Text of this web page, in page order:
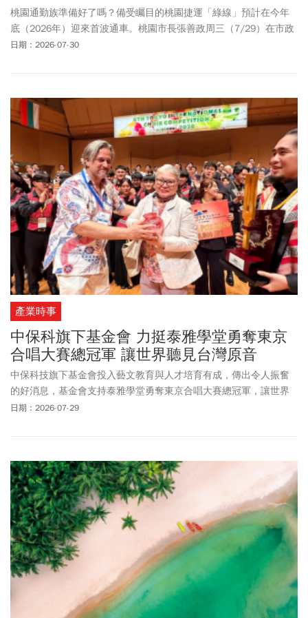
桃園通勤族準備好了嗎？備受矚目的桃園捷運「綠線」預計在今年
底（2026年）迎來首波通車。桃園市長張善政周三（7/29）在市政
會議宣布，捷運棕線機電系統統包工程，及配合綠線延伸中壢的富
網站，桃園捷運綠線首波通車的「G15b站」與「機場捷運A11坑口
站」相鄰。若是今年底(2026年)順利通車後，G15b站與A11坑口
站，可透過轉乘設施銜接，形成綠線與機場捷運的重要轉乘點。依
路線規劃率先開放北段「G11藝文特區站」至「G15b坑口站」共7座
車站。這條路線不僅串連桃園藝文特區、南崁生活圈和目前的機場
捷運線，象徵桃園正式邁向「雙捷運路網」。雙北、桃園市民未來
若需跨縣市上班、上課，便可從機場捷運通達台北車站、新北產業
園區站，後續轉乘台鐵、台北捷運、新北環狀線等。此外，也能轉
乘到桃園機場、高鐵桃園站。進一步強化便利的雙北、桃園一日生
日期：2026-07-30
產業時事
中保科旗下基金會 力挺泰雅學堂勇奪東京
合唱大賽總冠軍 讓世界聽見台灣原音
中保科技旗下基金會投入藝文教育與人才培育有成，傳出令人振奮
的好消息，基金會支持泰雅學堂勇奪東京合唱大賽總冠軍，讓世界
聽見台灣原音。泰雅學堂青年合唱團與泰雅之聲合唱團組成的台灣
的文化底蘊脫穎而出，一舉奪下青年組金質獎第一名、當代組金質
獎第一名、最佳文藝復興歌曲詮釋獎、當代組指定曲最佳詮釋獎以
及最高榮譽「大獎賽總冠軍」等五項大獎；指揮徐惟遠更榮獲「最
佳指揮獎」肯定，讓世界再次聽見來自台灣山林的純粹天聽。
日期：2026-07-29